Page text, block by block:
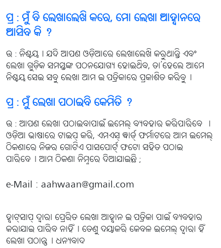
ପ୍ର : ମୁଁ ବି ଲେଖାଲେଖି କରେ, ମୋ ଲେଖା ଆହ୍ବାନରେ
ଆସିବ କି ?
ଉ : ନିଶ୍ଚୟ୤ ଯଦି ଆପଣ ଓଡ଼ିଆରେ ଲେଖାଲେଖି କରୁଥାନ୍ତି ଏବଂ
ଲେଖା ଗୁଡ଼ିକ ସମସ୍ତଙ୍କ ପଠନଯୋଗ୍ୟ ହୋଇଥିବ, ତା’ହେଲେ ଆମେ
ନିଶ୍ଚୟ ସେଇ ସବୁ ଲେଖା ଆମ ଇ-ପତ୍ରିକାରେ ପ୍ରକାଶିତ କରିବୁ୤
ପ୍ର : ମୁଁ ଲେଖା ପଠାଇବି କେମିତି ?
ଉ : ଆପଣ ଲେଖା ପଠାଇବାପାଇଁ ଇମେଲ୍ ବ୍ୟବହାର କରିପାରିବେ ୤
ଓଡ଼ିଆ ଭାଷାରେ ଟାଇପ୍ କରି, ଏମଏସ୍ ୱାର୍ଡ୍ ଫର୍ମାଟରେ ଆମ ଇମେଲ୍
ଠିକଣାରେ ନିଜର ଗୋଟିଏ ପାସପୋର୍ଟ୍ ଫଟୋ ସହିତ ପଠାଇ
ପାରିବେ୤ ଆମ ଠିକଣା ନିମ୍ନରେ ଦିଆଯାଇଛି ;
e-Mail : aahwaan@gmail.com
ହ୍ବାଟ୍‌ସାପ୍ ଦ୍ବାରା ପ୍ରେରିତ ଲେଖା ଆହ୍ବାନ ଇ-ପତ୍ରିକା ପାଇଁ ବ୍ୟବହାର
କରାଯାଇ ପାରିବ ନାହିଁ୤ ତେଣୁ ଦୟାକରି କେବଳ ଇମେଲ୍ ଦ୍ବାରା ହିଁ
ଲେଖା ପଠାନ୍ତୁ୤ ଧନ୍ୟବାଦ